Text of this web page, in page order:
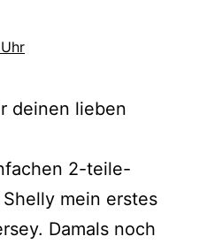
deinen lieben
2-teile-
mein erstes
Damals noch